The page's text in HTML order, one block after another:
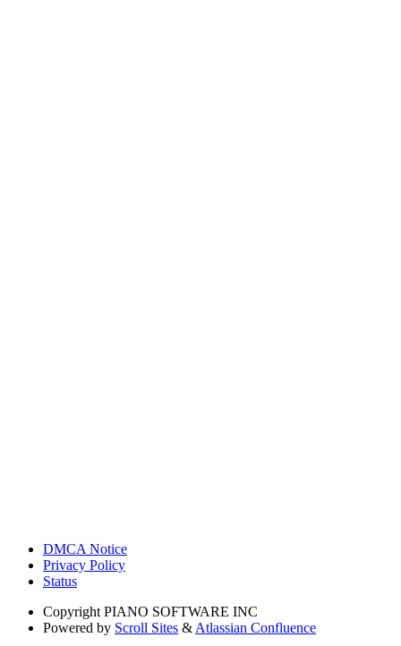
DMCA Notice
Privacy Policy
Status
Copyright PIANO SOFTWARE INC
Powered by Scroll Sites & Atlassian Confluence